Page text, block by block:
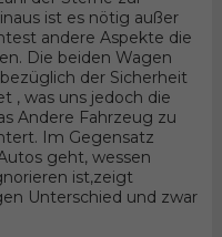
ist es nötig außer
andere Aspekte die
Die beiden Wagen
der Sicherheit
, was uns jedoch die
Andere Fahrzeug zu
Im Gegensatz
geht, wessen
ist,zeigt
Unterschied und zwar